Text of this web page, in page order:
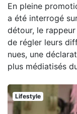
En pleine
a été interrogé
détour, le
de régler leurs
nues, une
plus médiatisés
Lifestyle